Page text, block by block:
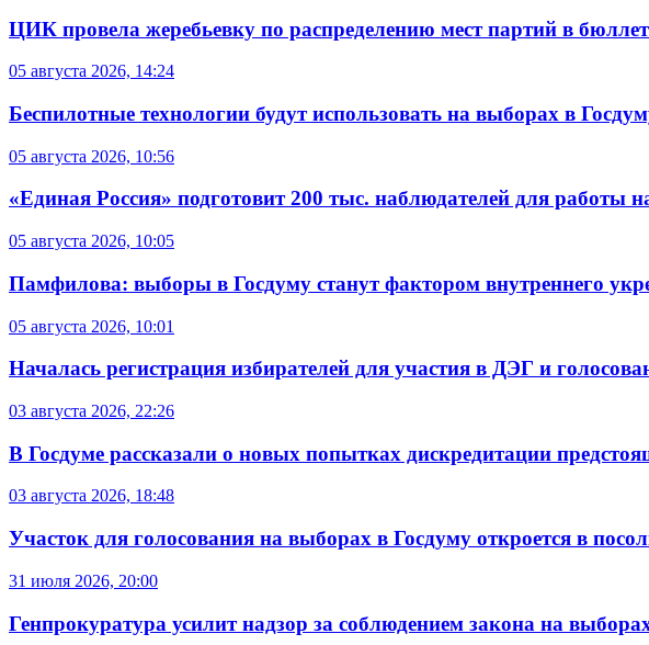
ЦИК провела жеребьевку по распределению мест партий в
05 августа 2026, 14:24
Беспилотные технологии будут использовать на выборах в
05 августа 2026, 10:56
«Единая Россия» подготовит 200 тыс. наблюдателей для работы
05 августа 2026, 10:05
Памфилова: выборы в Госдуму станут фактором внутреннего
05 августа 2026, 10:01
Началась регистрация избирателей для участия в ДЭГ и
03 августа 2026, 22:26
В Госдуме рассказали о новых попытках дискредитации
03 августа 2026, 18:48
Участок для голосования на выборах в Госдуму откроется в
31 июля 2026, 20:00
Генпрокуратура усилит надзор за соблюдением закона на